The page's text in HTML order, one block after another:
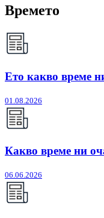
Времето
Ето какво време
01.08.2026
Какво време ни
06.06.2026